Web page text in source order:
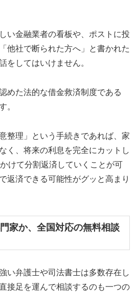
い金融業者の看板や、ポストに投
他社で断られた方へ」と書かれた
をしてはいけません。
めた法的な借金救済制度である
。
整理」という手続きであれば、家
く、将来の利息を完全にカットし
けて分割返済していくことが可
返済できる可能性がグッと高まり
家か、全国対応の無料相談
い弁護士や司法書士は多数存在し
接足を運んで相談するのも一つの